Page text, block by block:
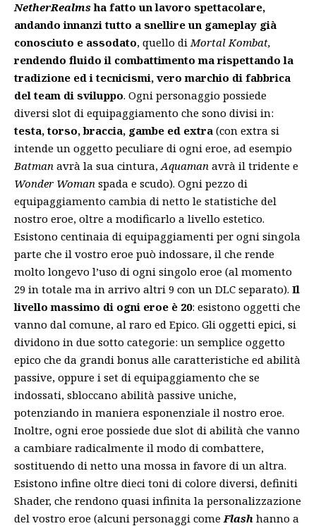
NetherRealmsha fatto un lavoro spettacolare,
andando innanzi tutto a snellire un gameplay già
conosciuto e assodato, quello di Mortal Kombat,
rendendo fluido il combattimento ma rispettando la
tradizione ed i tecnicismi, vero marchio di fabbrica
del team di sviluppo. Ogni personaggio possiede
diversi slot di equipaggiamento che sono divisi in:
testa, torso, braccia, gambe ed extra (con extra si
intende un oggetto peculiare di ogni eroe, ad esempio
Batman avrà la sua cintura, Aquaman avrà il tridente e
Wonder Woman spada e scudo). Ogni pezzo di
equipaggiamento cambia di netto le statistiche del
nostro eroe, oltre a modificarlo a livello estetico.
Esistono centinaia di equipaggiamenti per ogni singola
parte che il vostro eroe può indossare, il che rende
molto longevo l’uso di ogni singolo eroe (al momento
29 in totale ma in arrivo altri 9 con un DLC separato). Il
livello massimo di ogni eroe è 20: esistono oggetti che
vanno dal comune, al raro ed Epico. Gli oggetti epici, si
dividono in due sotto categorie: un semplice oggetto
epico che da grandi bonus alle caratteristiche ed abilità
passive, oppure i set di equipaggiamento che se
indossati, sbloccano abilità passive uniche,
potenziando in maniera esponenziale il nostro eroe.
Inoltre, ogni eroe possiede due slot di abilità che vanno
a cambiare radicalmente il modo di combattere,
sostituendo di netto una mossa in favore di un altra.
Esistono infine oltre dieci toni di colore diversi, definiti
Shader, che rendono quasi infinita la personalizzazione
del vostro eroe (alcuni personaggi come Flash hanno a